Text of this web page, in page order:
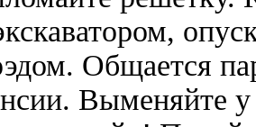
Общается
Выменяйте у